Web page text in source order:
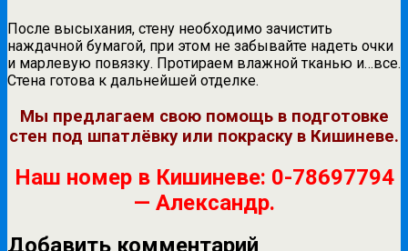
После высыхания, стену необходимо зачистить
наждачной бумагой, при этом не забывайте надеть очки
и марлевую повязку. Протираем влажной тканью и…все.
Стена готова к дальнейшей отделке.
Мы предлагаем свою помощь в подготовке
стен под шпатлёвку или покраску в Кишиневе.
Наш номер в Кишиневе: 0-78697794
— Александр.